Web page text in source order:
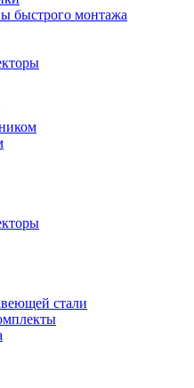
быстрого монтажа
стали